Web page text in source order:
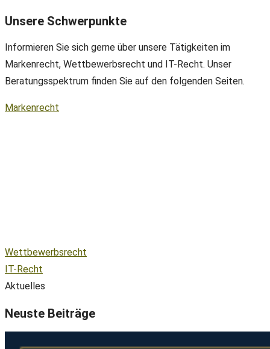
Unsere Schwerpunkte
Informieren Sie sich gerne über unsere Tätigkeiten im
Markenrecht, Wettbewerbsrecht und IT-Recht. Unser
Beratungsspektrum finden Sie auf den folgenden Seiten.
Markenrecht
Wettbewerbsrecht
IT-Recht
Aktuelles
Neuste Beiträge